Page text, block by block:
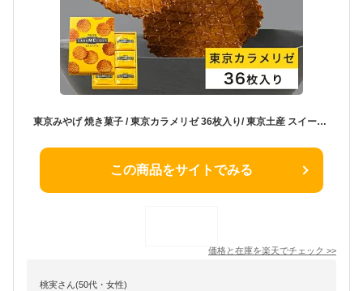
東京みやげ 焼き菓子 / 東京カラメリゼ 36枚入り/ 東京土産 スイーツ ギフト 詰め合わせ 個包装 洋菓子 手土産 内祝 お返し プレゼント 御祝 御礼 結婚 出産 職場 会社 退職 日持ち あす楽 送料無料
この商品をサイトでみる
価格と在庫を楽天でチェック >>
桃実さん(50代・女性)